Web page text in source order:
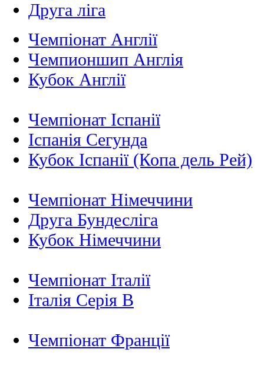
Друга ліга
Чемпіонат Англії
Чемпионшип Англія
Кубок Англії
Чемпіонат Іспанії
Іспанія Сегунда
Кубок Іспанії (Копа дель Рей)
Чемпіонат Німеччини
Друга Бундесліга
Кубок Німеччини
Чемпіонат Італії
Італія Серія B
Чемпіонат Франції